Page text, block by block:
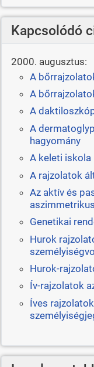
Kapcsolódó
2000. augusztus:
A
A
A
A
hagyomány
A keleti
A rajzolatok
Az aktív és
Genetikai
Hurok
Hurok-
Ív-rajzolatok
Íves